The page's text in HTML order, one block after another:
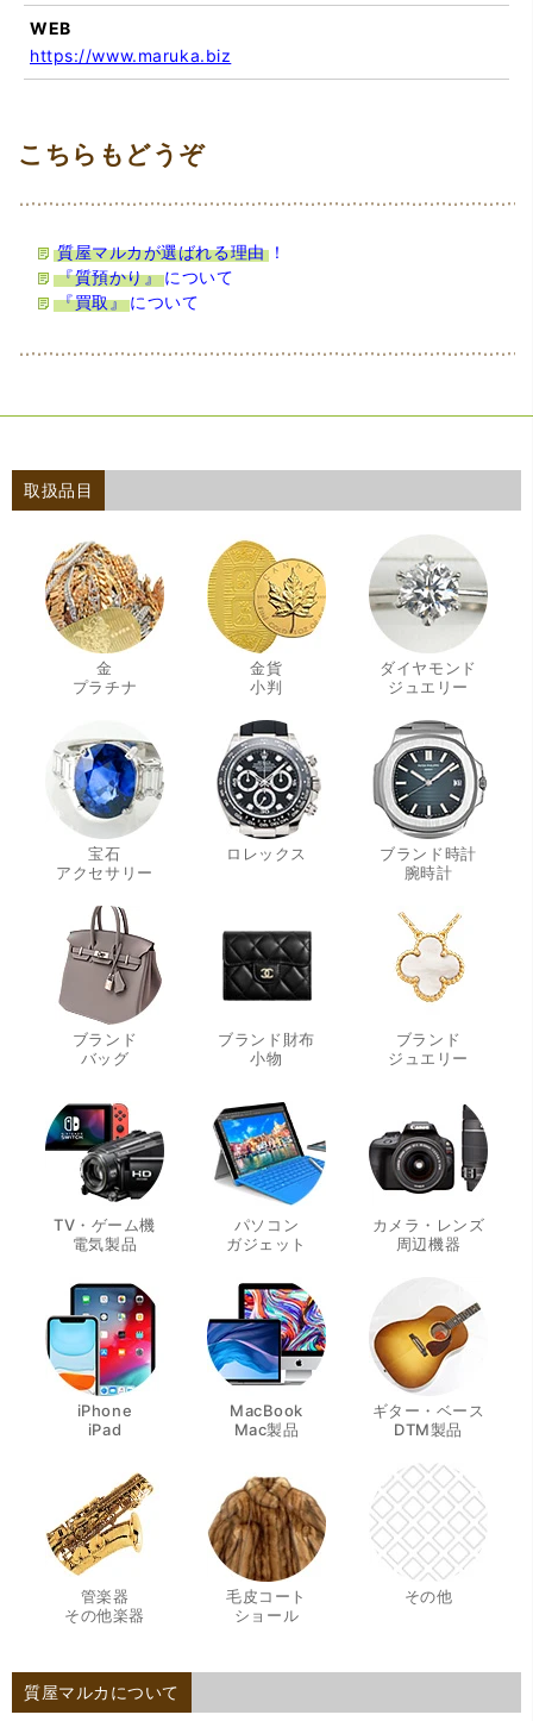
WEB
https://www.maruka.biz
質屋マルカが選ばれる理由！
『質預かり』 について
『買取』 について
取扱品目
金
プラチナ
金貨
小判
ダイヤモンド
ジュエリー
宝石
アクセサリー
ロレックス
ブランド時計
腕時計
ブランド
バッグ
ブランド財布
小物
ブランド
ジュエリー
TV・ゲーム機
電気製品
パソコン
ガジェット
カメラ・レンズ
周辺機器
iPhone
iPad
MacBook
Mac製品
ギター・ベース
DTM製品
管楽器
その他楽器
毛皮コート
ショール
その他
質屋マルカについて